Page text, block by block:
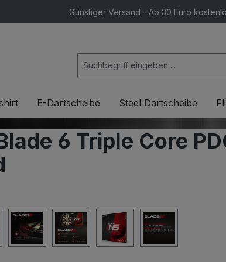
Günstiger Versand - Ab 30 Euro
E-Dartscheibe Steel Dartscheibe
6 Triple Core